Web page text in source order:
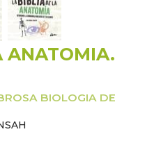
ANATOMIA.
BIOLOGIA DE